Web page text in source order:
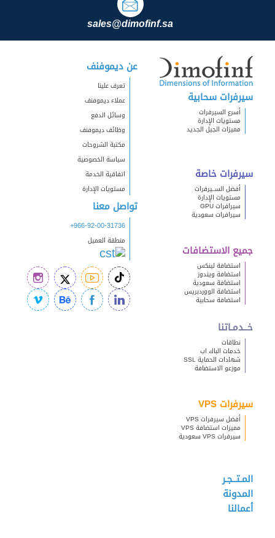
sales@dimofinf.sa
سيرفرات سحابية
أسرع السيرفرات
مستويات الإدارة
مميزات الجيل الجديد
سيرفرات خاصة
أفضل الســيرفرات
مستويات الإدارة
سيرافرات GPU
سيرافرات سعودية
جميع الاستضافات
استضافة لينكس
استضافة ويندوز
استضافة سعودية
استضافة الووردبريس
استضافة سحابية
خــدمـاتنا
نطاقات
خدمات الباك اب
شهادات الحماية SSL
موزعو الاستضافة
سيرفرات VPS
أفضل سيرفرات VPS
مميزات استضافة VPS
سيرفرات VPS سعودية
المـتــجـر
المدونة
أعمالنا
عن ديموفنف
تعرف علينا
عملاء ديموفنف
وسائل الدفع
وظائف ديموفنف
مكتبة الشروحات
سياسة الخصوصية
اتفاقية الخدمة
مستويات الإدارة
تواصل معنا
+966-92-00-31736
منطقة العميل